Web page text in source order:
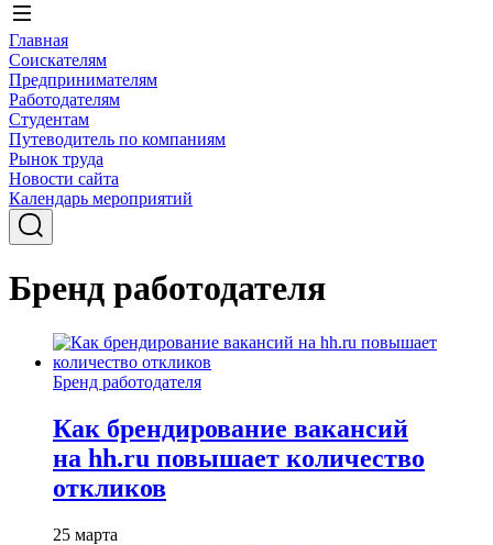
Главная
Соискателям
Предпринимателям
Работодателям
Студентам
Путеводитель по компаниям
Рынок труда
Новости сайта
Календарь мероприятий
Бренд работодателя
Бренд работодателя
Как брендирование вакансий
на hh.ru повышает количество
откликов
25 марта